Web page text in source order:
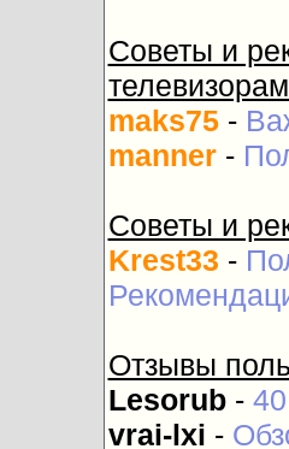
Советы и
maks75-
manner-
Советы и
Krest33 -
Отзывы
Lesorub-
vrai-lxi -